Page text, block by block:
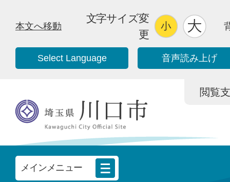
本文へ移動
文字サイズ変
更
Select Language 音声読み上げ
閲覧
メインメニュー